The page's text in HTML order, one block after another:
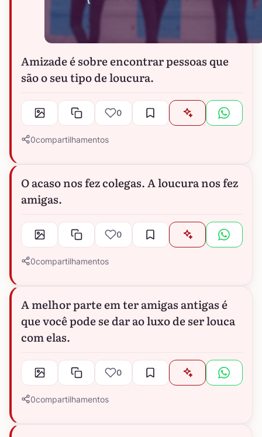
Amizade é sobre encontrar pessoas que
são o seu tipo de loucura.
0
0compartilhamentos
O acaso nos fez colegas. A loucura nos fez
amigas.
0
0compartilhamentos
A melhor parte em ter amigas antigas é
que você pode se dar ao luxo de ser louca
com elas.
0
0compartilhamentos